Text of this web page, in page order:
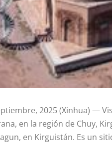
2025 (Xinhua) —
en la región de Chuy,
en Kirguistán. Es un